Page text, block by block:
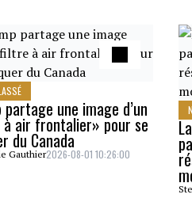
une image d’un
air frontalier» pour se
du Canada
Gauthier2026-08-01 10:26:00